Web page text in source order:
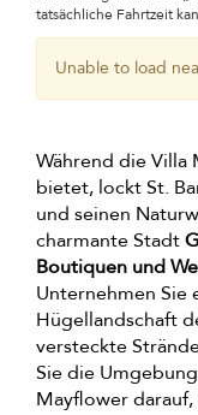
tatsächliche Fahrtzeit
Unable to load
Während die Villa
bietet, lockt St.
und seinen
charmante Stadt
Boutiquen und
Unternehmen Sie
Hügellandschaft
versteckte
Sie die
Mayflower darauf,